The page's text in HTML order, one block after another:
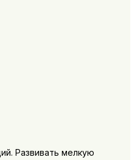
Развивать мелкую